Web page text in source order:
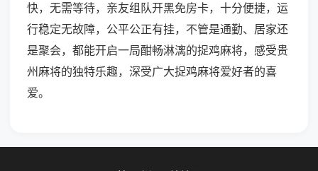
快，无需等待，亲友组队开黑免房卡，十分便捷，运
行稳定无故障，公平公正有挂，不管是通勤、居家还
是聚会，都能开启一局酣畅淋漓的捉鸡麻将，感受贵
州麻将的独特乐趣，深受广大捉鸡麻将爱好者的喜
爱。